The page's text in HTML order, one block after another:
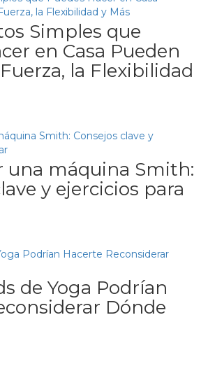
Simples que
en Casa Pueden
la Flexibilidad
una máquina Smith:
y ejercicios para
de Yoga Podrían
Dónde